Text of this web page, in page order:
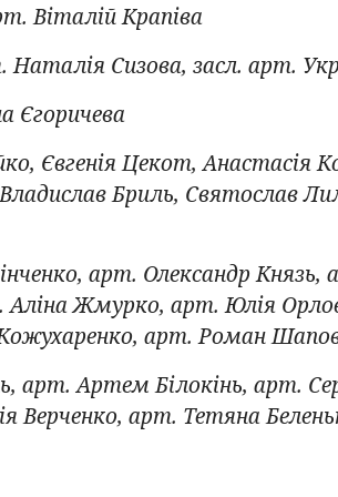
Віталій Крапіва
Сизова, засл. арт.
Єгоричева
Євгенія Цекот, Анастасія
Бриль, Святослав
арт. Олександр
Аліна Жмурко, арт. Юлія
арт. Роман
арт. Артем Білокінь, арт.
Верченко, арт. Тетяна